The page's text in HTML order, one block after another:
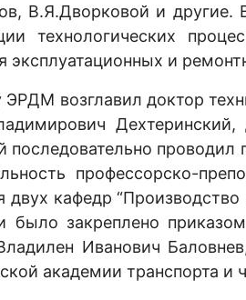
В.Я.Дворковой и
технологических
и
возглавил доктор
Дехтеринский,
проводил
профессорско-
двух кафедр
закреплено
Иванович
академии транспорта